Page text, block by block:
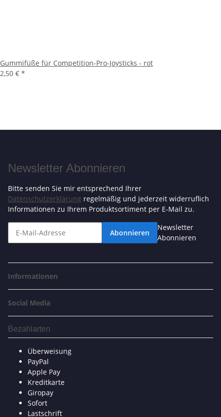
Gummifüße für Competition-Pro-Joysticks - rot
2,50 € *
Newsletter Abonnieren
Bitte senden Sie mir entsprechend Ihrer
Datenschutzerklärung regelmäßig und jederzeit widerruflich
Informationen zu Ihrem Produktsortiment per E-Mail zu.
Abonnieren
Newsletter
Abonnieren
Informationen
Social Media
Bezahlarten
Überweisung
PayPal
Apple Pay
Kreditkarte
Giropay
Sofort
Lastschrift